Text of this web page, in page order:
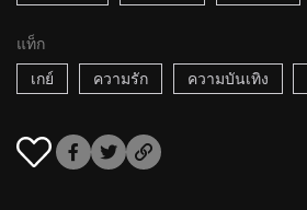
แท็ก
เกย์
ความรัก ความบันเทิง